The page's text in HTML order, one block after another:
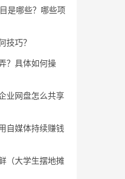
是哪些？哪些项
技巧？
？具体如何操
业网盘怎么共享
自媒体持续赚钱
（大学生摆地摊